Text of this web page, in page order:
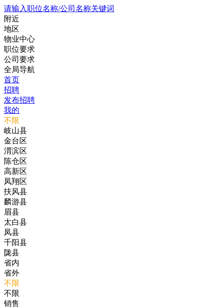
请输入职位名称/公司名称关键词
附近
地区
物业中心
职位要求
公司要求
全局导航
首页
招聘
发布招聘
我的
不限
岐山县
金台区
渭滨区
陈仓区
高新区
凤翔区
扶风县
麟游县
眉县
太白县
凤县
千阳县
陇县
省内
省外
不限
不限
销售